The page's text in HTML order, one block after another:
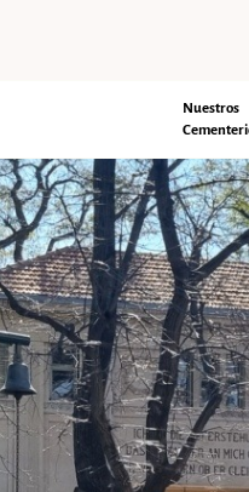
Nuestros